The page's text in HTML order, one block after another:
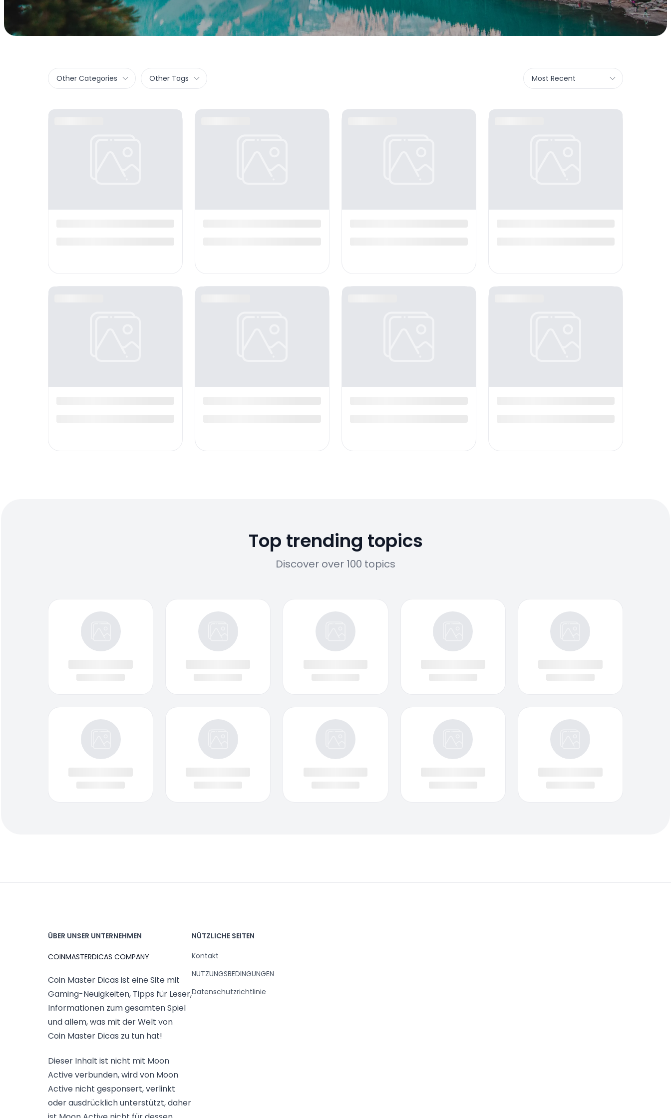
Other Categories Other Tags Most Recent
Top trending topics
Discover over 100 topics
ÜBER UNSER UNTERNEHMEN
COINMASTERDICAS COMPANY
Coin Master Dicas ist eine Site mit
Gaming-Neuigkeiten, Tipps für Leser,
Informationen zum gesamten Spiel
und allem, was mit der Welt von
Coin Master Dicas zu tun hat!
Dieser Inhalt ist nicht mit Moon
Active verbunden, wird von Moon
Active nicht gesponsert, verlinkt
oder ausdrücklich unterstützt, daher
NÜTZLICHE SEITEN
Kontakt
NUTZUNGSBEDINGUNGEN
Datenschutzrichtlinie